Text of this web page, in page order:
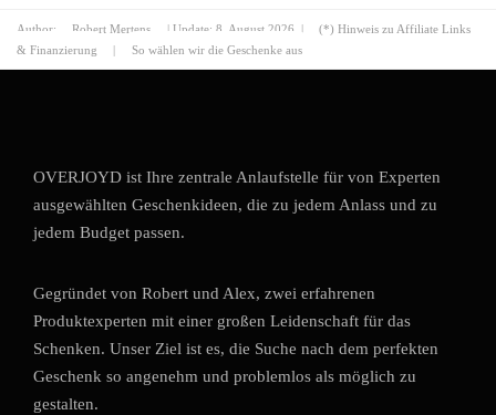
Author: Robert Mertens | Update: 8. August 2026 |
(*) Hinweis zu Affiliate Links
& Finanzierung
| So wählen wir die Geschenke aus
OVERJOYD ist Ihre zentrale Anlaufstelle für von Experten
ausgewählten Geschenkideen, die zu jedem Anlass und zu
jedem Budget passen.
Gegründet von Robert und Alex, zwei erfahrenen
Produktexperten mit einer großen Leidenschaft für das
Schenken. Unser Ziel ist es, die Suche nach dem perfekten
Geschenk so angenehm und problemlos als möglich zu
gestalten.